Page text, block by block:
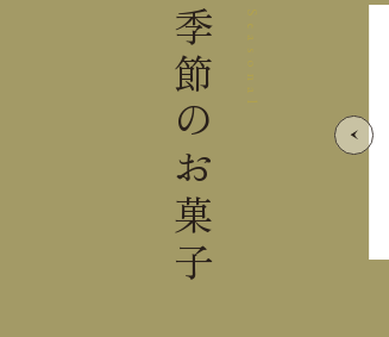
Seasonal
季節の
お菓子
紅玉ジュース